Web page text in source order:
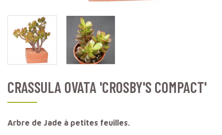
CRASSULA OVATA 'CROSBY'S COMPACT'
Arbre de Jade à petites feuilles.